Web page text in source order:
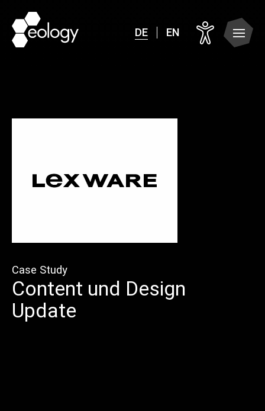
DE EN
Case Study
Content und Design
Update